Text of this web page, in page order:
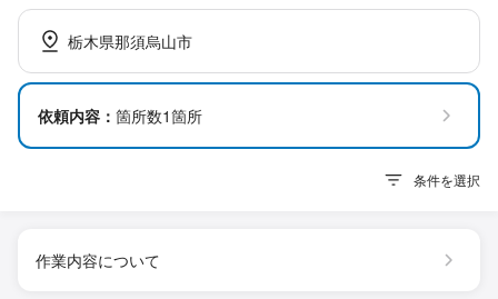
栃木県那須烏山市
依頼内容： 箇所数1箇所
条件を選択
作業内容について